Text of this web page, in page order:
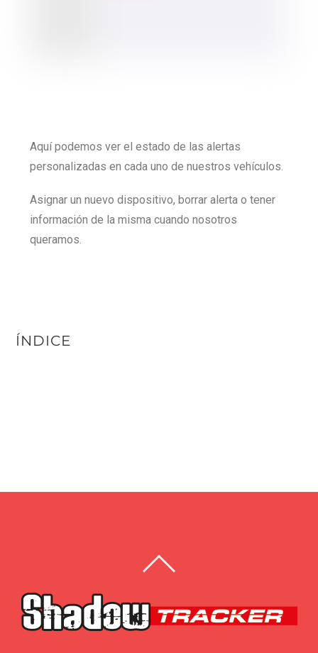
Aquí podemos ver el estado de las alertas
personalizadas en cada uno de nuestros vehículos.
Asignar un nuevo dispositivo, borrar alerta o tener
información de la misma cuando nosotros
queramos.
ÍNDICE